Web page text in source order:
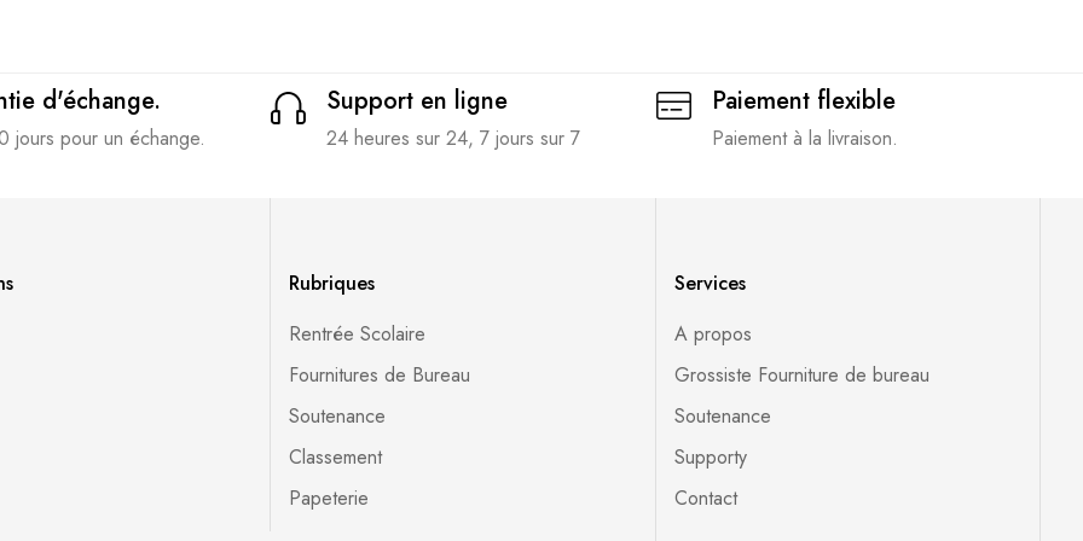
d'échange.
jours pour un échange.
Support en ligne
24 heures sur 24, 7 jours sur 7
Paiement flexible
Paiement à la livraison.
Rubriques
Rentrée Scolaire
Fournitures de Bureau
Soutenance
Classement
Papeterie
Services
A propos
Grossiste Fourniture de bureau
Soutenance
Supporty
Contact